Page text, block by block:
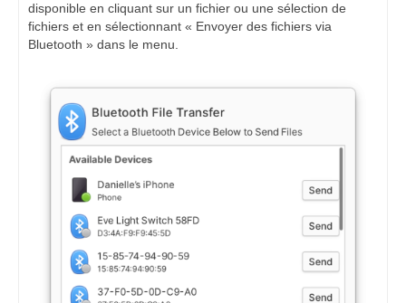
disponible en cliquant sur un fichier ou une sélection de
fichiers et en sélectionnant « Envoyer des fichiers via
Bluetooth » dans le menu.